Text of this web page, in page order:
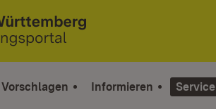
Vorschlagen Informieren Service